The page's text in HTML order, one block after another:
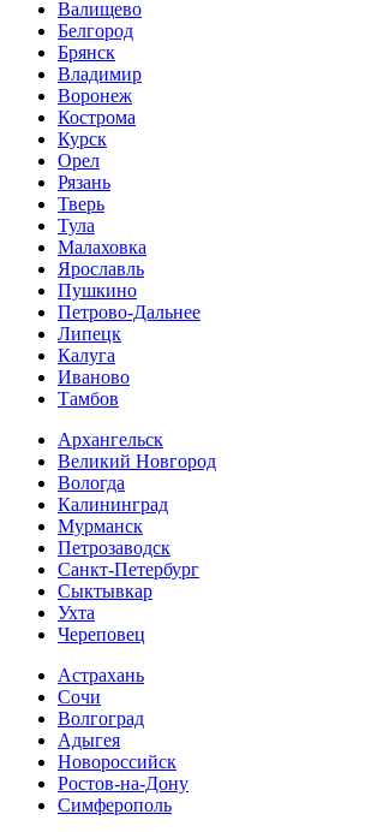
Валищево
Белгород
Брянск
Владимир
Воронеж
Кострома
Курск
Орел
Рязань
Тверь
Тула
Малаховка
Ярославль
Пушкино
Петрово-Дальнее
Липецк
Калуга
Иваново
Тамбов
Архангельск
Великий Новгород
Вологда
Калининград
Мурманск
Петрозаводск
Санкт-Петербург
Сыктывкар
Ухта
Череповец
Астрахань
Сочи
Волгоград
Адыгея
Новороссийск
Ростов-на-Дону
Симферополь